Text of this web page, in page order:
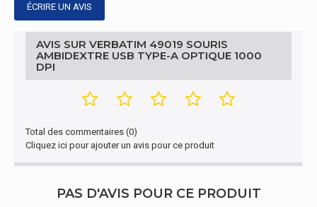
Optique
Résolution en mouvement
Type de boutons Boutons poussoirs
type Scroll
Prise en charge du système
d'exploitation Windows
Windows 7, Windows 8,
Windows Vista, Windows XP
ÉCRIRE UN AVIS
AVIS SUR VERBATIM 49019 SOURIS
AMBIDEXTRE USB TYPE-A OPTIQUE 1000
DPI
Total des commentaires (0)
Cliquez ici pour ajouter un avis pour ce produit
PAS D'AVIS POUR CE PRODUIT